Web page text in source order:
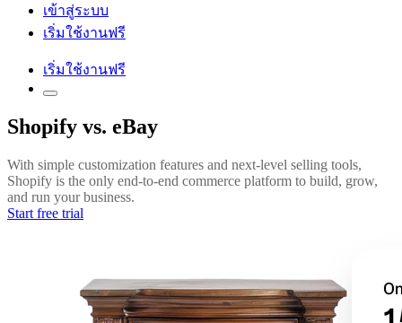
เข้าสู่ระบบ
เริ่มใช้งานฟรี
เริ่มใช้งานฟรี
Shopify vs. eBay
With simple customization features and next-level selling tools,
Shopify is the only end-to-end commerce platform to build, grow,
and run your business.
Start free trial